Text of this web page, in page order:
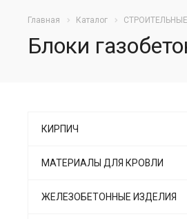
Главная Каталог
Блоки
КИРПИЧ
МАТЕРИАЛЫ ДЛЯ КРОВЛИ
ЖЕЛЕЗОБЕТОННЫЕ ИЗДЕЛИЯ